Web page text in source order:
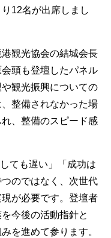
12名が出席しまし
観光協会の結城会長
頭も登壇したパネル
観光振興についての
整備されなかった場
、整備のスピード感
ても遅い」「成功は
のではなく、次世代
が必要です。登壇者
今後の活動指針と
を進めて参ります。